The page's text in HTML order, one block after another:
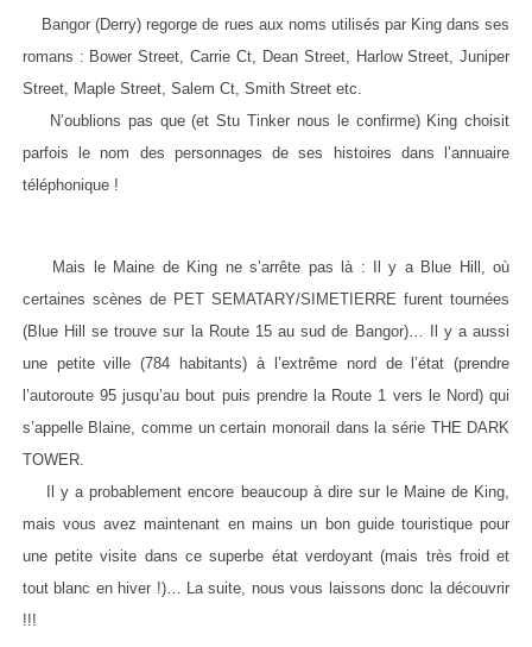
Bangor (Derry) regorge de rues aux noms utilisés par King dans ses
romans : Bower Street, Carrie Ct, Dean Street, Harlow Street, Juniper
Street, Maple Street, Salem Ct, Smith Street etc.
N’oublions pas que (et Stu Tinker nous le confirme) King choisit
parfois le nom des personnages de ses histoires dans l’annuaire
téléphonique !
Mais le Maine de King ne s’arrête pas là : Il y a Blue Hill, où
certaines scènes de PET SEMATARY/SIMETIERRE furent tournées
(Blue Hill se trouve sur la Route 15 au sud de Bangor)… Il y a aussi
une petite ville (784 habitants) à l’extrême nord de l’état (prendre
l’autoroute 95 jusqu’au bout puis prendre la Route 1 vers le Nord) qui
s’appelle Blaine, comme un certain monorail dans la série THE DARK
TOWER.
Il y a probablement encore beaucoup à dire sur le Maine de King,
mais vous avez maintenant en mains un bon guide touristique pour
une petite visite dans ce superbe état verdoyant (mais très froid et
tout blanc en hiver !)… La suite, nous vous laissons donc la découvrir
!!!